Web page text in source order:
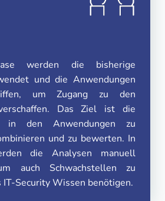
werden die bisherige
und die Anwendungen
um Zugang zu den
Das Ziel ist die
in den Anwendungen zu
und zu bewerten. In
die Analysen manuell
auch Schwachstellen zu
Security Wissen benötigen.